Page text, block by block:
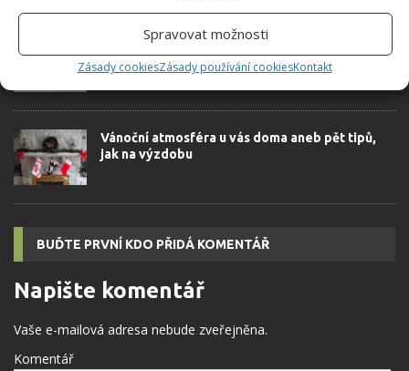
Spravovat možnosti
Zásady cookiesZásady používání cookiesKontakt
Dvířka trouby se pro utěrku zdají jako ideální
místo. Tento zvyk je však pravidelnou příčinou
požárů
Vánoční atmosféra u vás doma aneb pět tipů,
jak na výzdobu
BUĎTE PRVNÍ KDO PŘIDÁ KOMENTÁŘ
Napište komentář
Vaše e-mailová adresa nebude zveřejněna.
Komentář